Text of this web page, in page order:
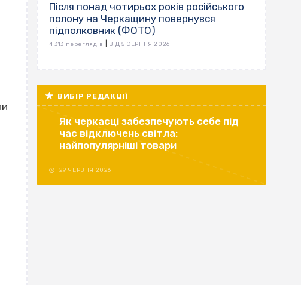
Після понад чотирьох років російського
полону на Черкащину повернувся
підполковник (ФОТО)
4 313 переглядів ВІД 5 СЕРПНЯ 2026
ВИБІР РЕДАКЦІЇ
Як черкасці забезпечують себе під
час відключень світла:
найпопулярніші товари
29 ЧЕРВНЯ 2026